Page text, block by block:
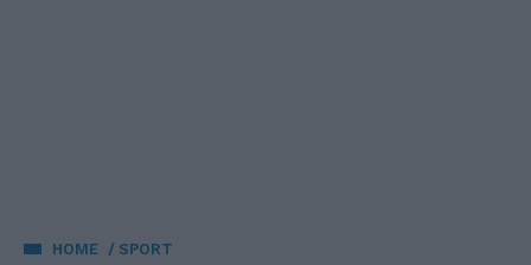
HOME SPORT